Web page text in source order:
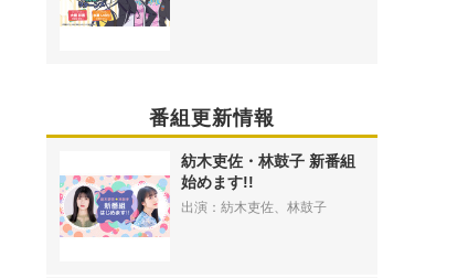
番組更新情報
紡木吏佐・林鼓子 新番組
始めます!!
出演：紡木吏佐、林鼓子